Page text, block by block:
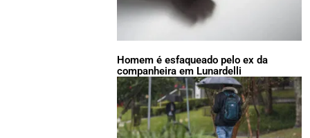
Homem é esfaqueado pelo ex da
companheira em Lunardelli